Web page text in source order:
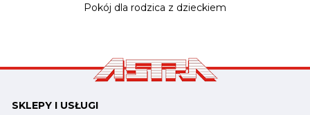
Pokój dla rodzica z dzieckiem
SKLEPY I USŁUGI